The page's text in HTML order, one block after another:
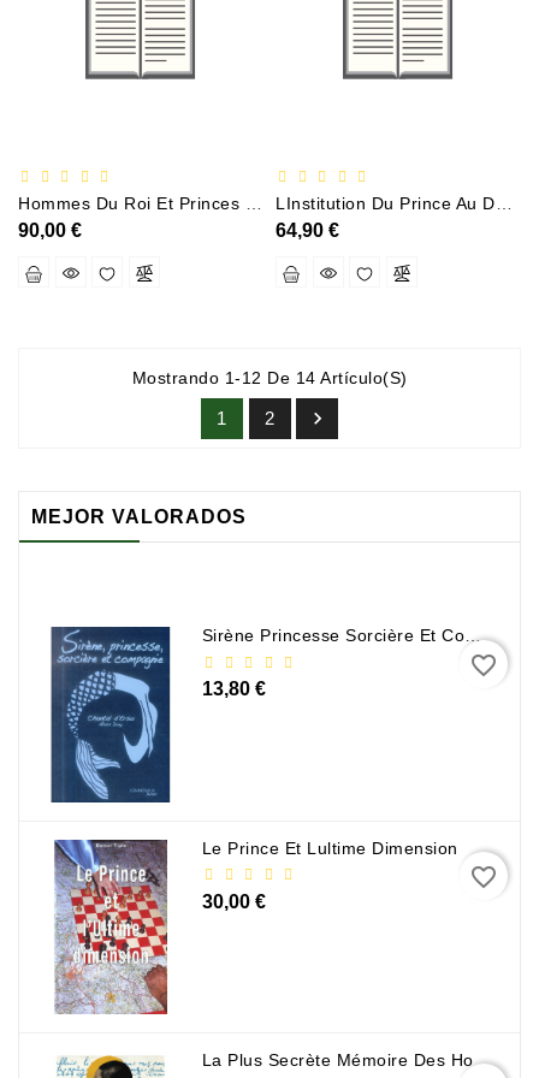
Hommes Du Roi Et Princes De L Eglise Romaine Les Cardinaux Francais Et L Art I - Les Cardinaux Fra
90,00 €
LInstitution Du Prince Au Début Du XVIIe Siècle
64,90 €
Mostrando 1-12 De 14 Artículo(s)
1 2 
MEJOR VALORADOS
Sirène Princesse Sorcière Et Compagnie
13,80 €
favorite_border
Le Prince Et Lultime Dimension
30,00 €
favorite_border
La Plus Secrète Mémoire Des Hommes - Mohamed Mbougar Sarr